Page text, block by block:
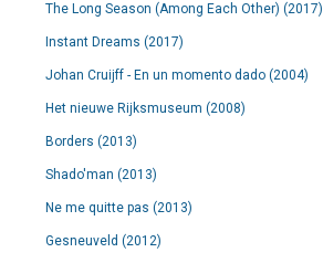
The Long Season (Among Each Other) (2017)
Instant Dreams (2017)
Johan Cruijff - En un momento dado (2004)
Het nieuwe Rijksmuseum (2008)
Borders (2013)
Shado'man (2013)
Ne me quitte pas (2013)
Gesneuveld (2012)